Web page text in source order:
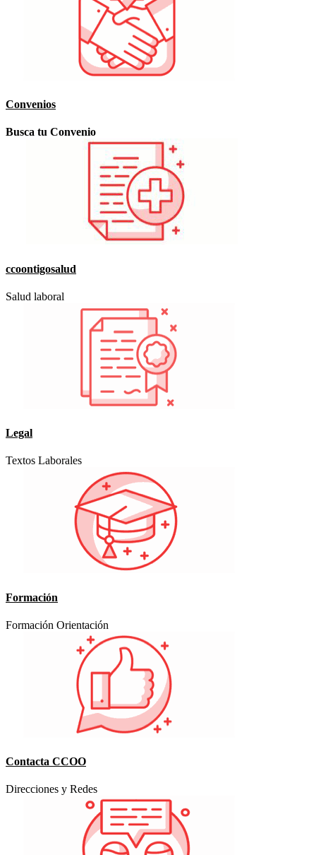
Convenios
Busca tu Convenio
ccoontigosalud
Salud laboral
Legal
Textos Laborales
Formación
Formación Orientación
Contacta CCOO
Direcciones y Redes